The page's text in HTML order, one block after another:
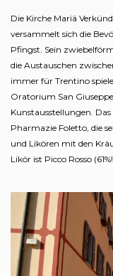
Die Kirche Mariä
versammelt sich die
Pfingst. Sein
die Austauschen
immer für Trentino
Oratorium San
Kunstausstellungen.
Pharmazie Foletto, die
und Likören mit den
Likör ist Picco Rosso